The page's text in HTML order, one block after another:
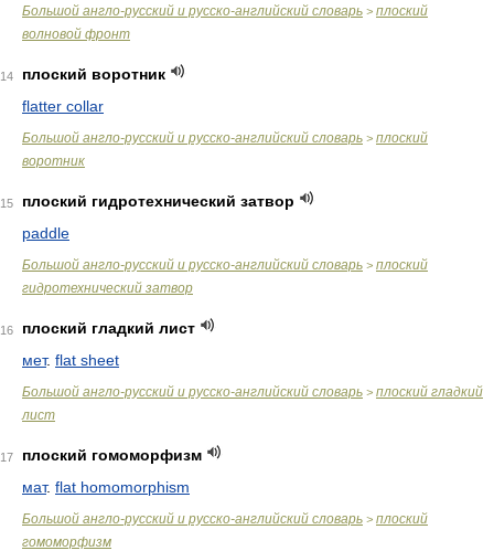
Большой англо-русский и русско-английский словарь > плоский
волновой фронт
14
плоский воротник
flatter collar
Большой англо-русский и русско-английский словарь > плоский
воротник
15
плоский гидротехнический затвор
paddle
Большой англо-русский и русско-английский словарь > плоский
гидротехнический затвор
16
плоский гладкий лист
мет. flat sheet
Большой англо-русский и русско-английский словарь > плоский гладкий
лист
17
плоский гомоморфизм
мат. flat homomorphism
Большой англо-русский и русско-английский словарь > плоский
гомоморфизм